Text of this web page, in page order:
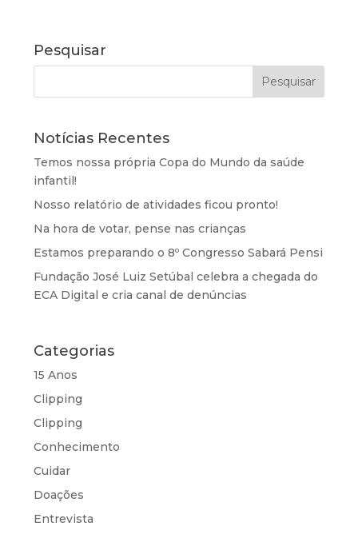
Pesquisar
Notícias Recentes
Temos nossa própria Copa do Mundo da saúde
infantil!
Nosso relatório de atividades ficou pronto!
Na hora de votar, pense nas crianças
Estamos preparando o 8º Congresso Sabará Pensi
Fundação José Luiz Setúbal celebra a chegada do
ECA Digital e cria canal de denúncias
Categorias
15 Anos
Clipping
Clipping
Conhecimento
Cuidar
Doações
Entrevista